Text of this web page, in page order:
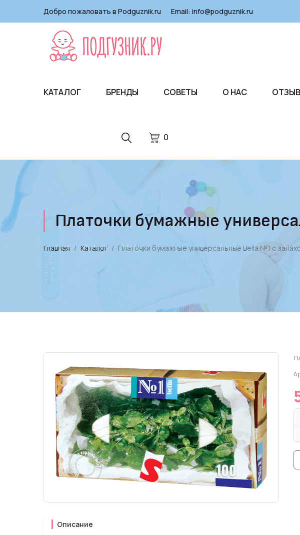
Добро пожаловать в Podguznik.ru Email: info@podguznik.ru
0
КАТАЛОГ БРЕНДЫ СОВЕТЫ О НАС
Платочки бумажные
Главная Каталог Платочки бумажные универсальные Bella №1 с
Описание